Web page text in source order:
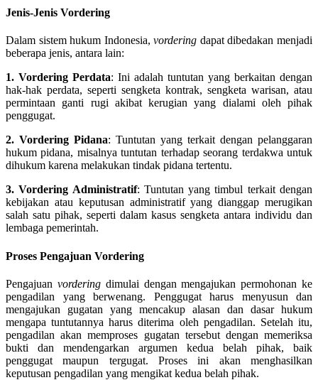
Jenis-Jenis Vordering
Dalam sistem hukum Indonesia,vordering dapat dibedakan menjadi
beberapa jenis, antara lain:
1. Vordering Perdata: Ini adalah tuntutan yang berkaitan dengan
hak-hak perdata, seperti sengketa kontrak, sengketa warisan, atau
permintaan ganti rugi akibat kerugian yang dialami oleh pihak
penggugat.
2. Vordering Pidana: Tuntutan yang terkait dengan pelanggaran
hukum pidana, misalnya tuntutan terhadap seorang terdakwa untuk
dihukum karena melakukan tindak pidana tertentu.
3. Vordering Administratif: Tuntutan yang timbul terkait dengan
kebijakan atau keputusan administratif yang dianggap merugikan
salah satu pihak, seperti dalam kasus sengketa antara individu dan
lembaga pemerintah.
Proses Pengajuan Vordering
Pengajuan vorderingdimulai dengan mengajukan permohonan ke
pengadilan yang berwenang. Penggugat harus menyusun dan
mengajukan gugatan yang mencakup alasan dan dasar hukum
mengapa tuntutannya harus diterima oleh pengadilan. Setelah itu,
pengadilan akan memproses gugatan tersebut dengan memeriksa
bukti dan mendengarkan argumen kedua belah pihak, baik
penggugat maupun tergugat. Proses ini akan menghasilkan
keputusan pengadilan yang mengikat kedua belah pihak.